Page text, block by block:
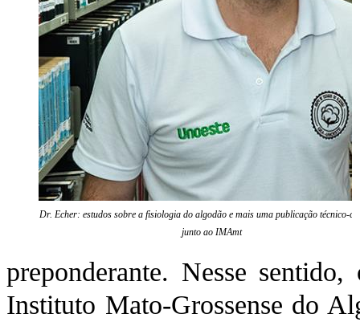
Dr. Echer: estudos sobre a fisiologia do algodão e mais uma publicação técnico-
junto ao IMAmt
preponderante. Nesse
Instituto Mato-Grossense do